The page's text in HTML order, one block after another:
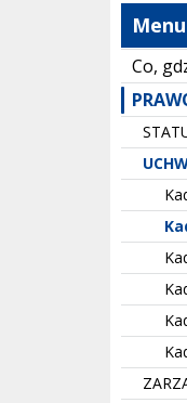
Co,